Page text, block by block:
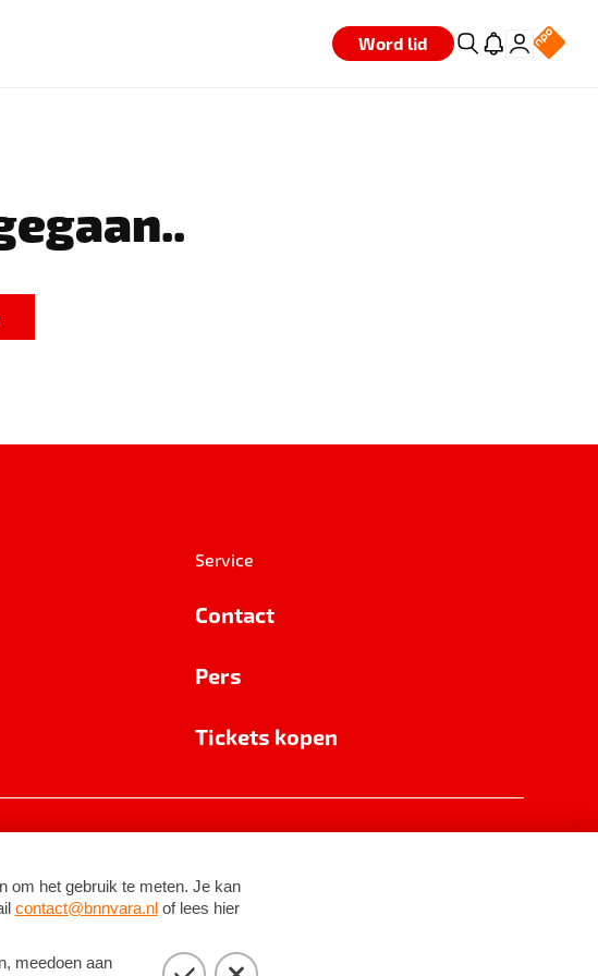
Word lid
Service
Contact
Pers
Tickets kopen